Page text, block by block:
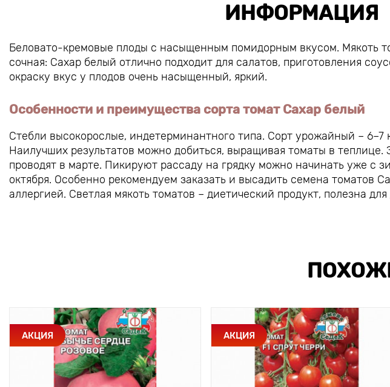
ИНФОРМАЦИЯ
Беловато-кремовые плоды с насыщенным помидорным вкусом. Мякоть
сочная: Сахар белый отлично подходит для салатов, приготовления
окраску вкус у плодов очень насыщенный, яркий.
Особенности и преимущества сорта томат Сахар белый
Стебли высокорослые, индетерминантного типа. Сорт урожайный – 6–7
Наилучших результатов можно добиться, выращивая томаты в теплице.
проводят в марте. Пикируют рассаду на грядку можно начинать уже с
октября. Особенно рекомендуем заказать и высадить семена томатов
аллергией. Светлая мякоть томатов – диетический продукт, полезна для
АКЦИЯ АКЦИЯ